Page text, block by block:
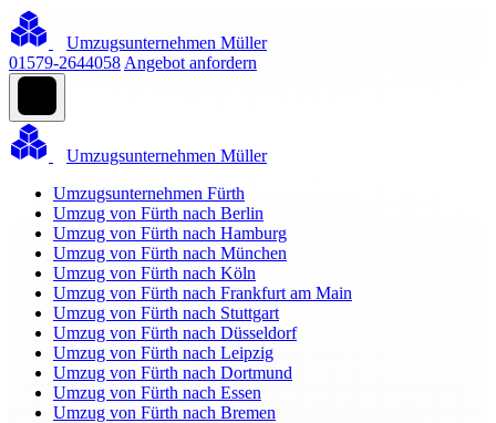
Umzugsunternehmen Müller
01579-2644058 Angebot anfordern
Umzugsunternehmen Müller
Umzugsunternehmen Fürth
Umzug von Fürth nach Berlin
Umzug von Fürth nach Hamburg
Umzug von Fürth nach München
Umzug von Fürth nach Köln
Umzug von Fürth nach Frankfurt am Main
Umzug von Fürth nach Stuttgart
Umzug von Fürth nach Düsseldorf
Umzug von Fürth nach Leipzig
Umzug von Fürth nach Dortmund
Umzug von Fürth nach Essen
Umzug von Fürth nach Bremen